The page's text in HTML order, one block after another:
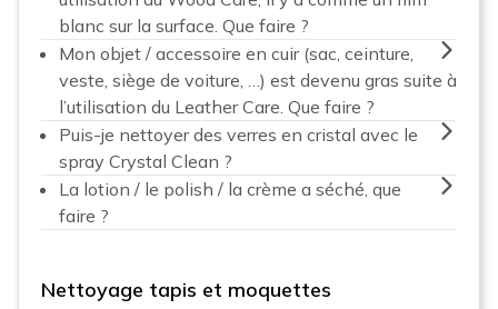
blanc sur la surface. Que faire ?
Mon objet / accessoire en cuir (sac, ceinture,
veste, siège de voiture, …) est devenu gras suite à
l’utilisation du Leather Care. Que faire ?
Puis-je nettoyer des verres en cristal avec le
spray Crystal Clean ?
La lotion / le polish / la crème a séché, que
faire ?
Nettoyage tapis et moquettes